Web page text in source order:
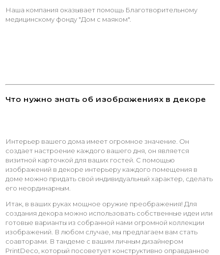
Наша компания оказывает помощь Благотворительному
медицинскому фонду "Дом с маяком".
Что нужно знать об изображениях в декоре
Интерьер вашего дома имеет огромное значение. Он
создает настроение каждого вашего дня, он является
визитной карточкой для ваших гостей. С помощью
изображений в декоре интерьеру каждого помещения в
доме можно придать свой индивидуальный характер, сделать
его неординарным.
Итак, в ваших руках мощное оружие преображения! Для
создания декора можно использовать собственные идеи или
готовые варианты из собранной нами огромной коллекции
изображений. В любом случае, мы предлагаем вам стать
соавторами. В тандеме с вашим личным дизайнером
PrintDeco, который посоветует конструктивно оправданное